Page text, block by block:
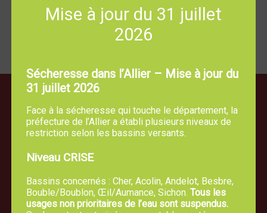
Renseignements: 04-70-42-61-08
Mise à jour du 31 juillet
2026
Sécheresse dans l’Allier – Mise à jour du
31 juillet 2026
Face à la sécheresse qui touche le département, la
préfecture de l’Allier a établi plusieurs niveaux de
restriction selon les bassins versants.
Niveau CRISE
Bassins concernés : Cher, Acolin, Andelot, Besbre,
Bouble/Boublon, Œil/Aumance, Sichon. Tous les
usages non prioritaires de l’eau sont suspendus.